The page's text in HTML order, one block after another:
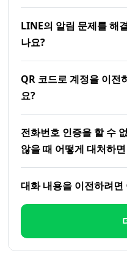
LINE의 알림 문제를 해
나요?
QR 코드로 계정을 이전
요?
전화번호 인증을 할 수
않을 때 어떻게 대처하
대화 내용을 이전하려